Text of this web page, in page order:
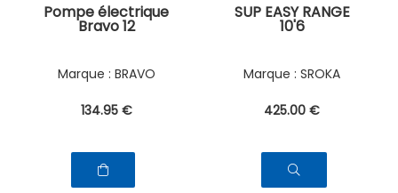
Pompe électrique
Bravo 12
BRAVO
134.95 €
SUP EASY RANGE
10'6
SROKA
425.00 €